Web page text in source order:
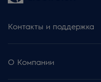
Контакты и поддержка
Сервисные вопросы
База знаний и советы
Регистрация продукции
О Компании